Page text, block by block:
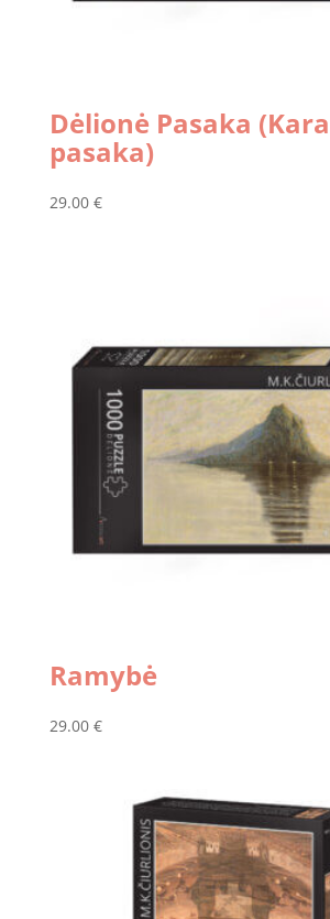
Dėlionė Pasaka
pasaka)
29.00 €
Ramybė
29.00 €